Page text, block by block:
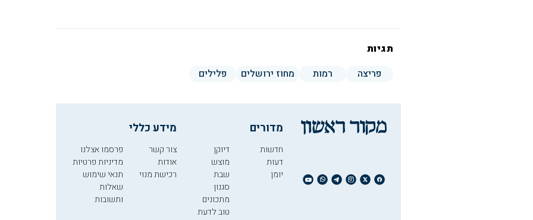
תגיות
פריצה
רמות מחוז ירושלים פלילים
מדורים
חדשות
דעות
יומן
דיוקן
מוצש
שבת
סגנון
מתכונים
טוב לדעת
מידע כללי
צור קשר
אודות
רכישת מנוי
פרסמו אצלנו
מדיניות פרטיות
תנאי שימוש
שאלות
ותשובות